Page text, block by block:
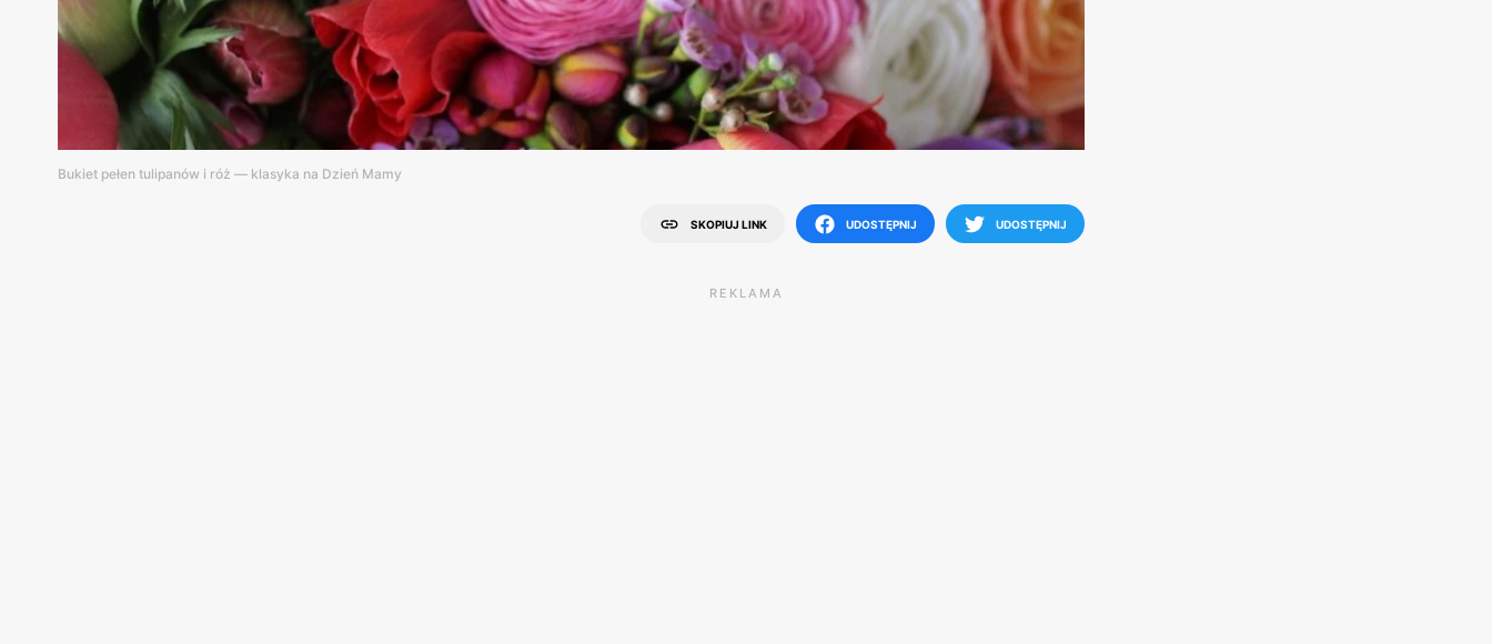
Bukiet pełen tulipanów i róż — klasyka na Dzień Mamy
SKOPIUJ LINK UDOSTĘPNIJ UDOSTĘPNIJ
REKLAMA